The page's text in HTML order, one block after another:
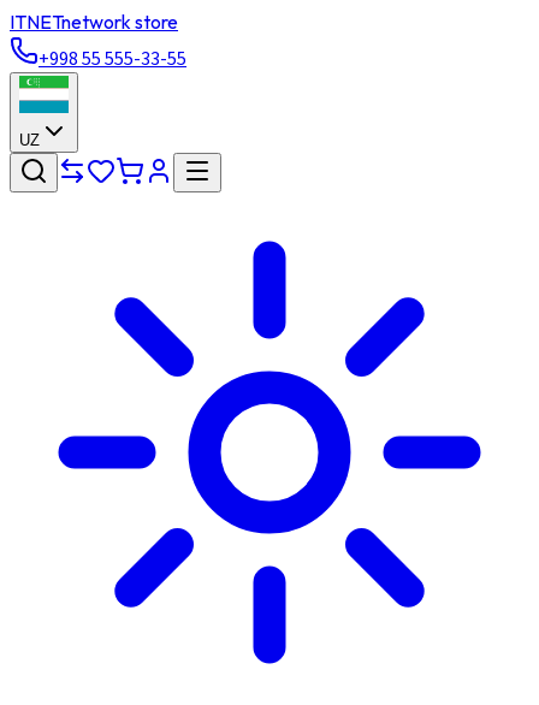
ITNETnetwork store
+998 55 555-33-55
UZ